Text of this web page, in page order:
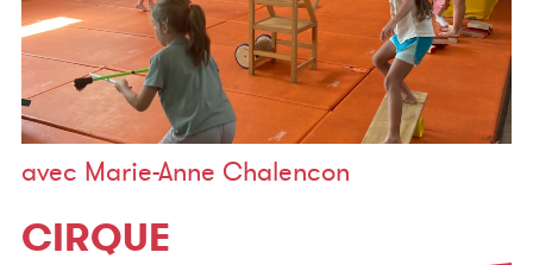
avec Marie-Anne Chalencon
CIRQUE